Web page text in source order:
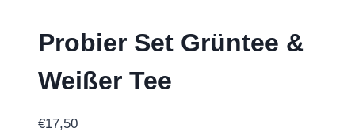
Probier Set Grüntee &
Weißer Tee
€17,50